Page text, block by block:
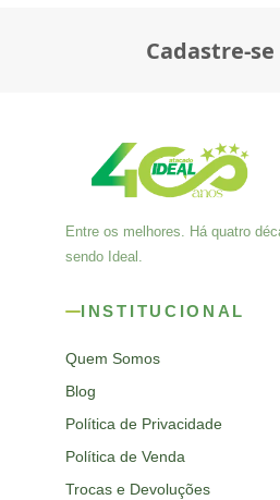
Cadastre-
Entre os melhores. Há quatro
sendo Ideal.
INSTITUCIONAL
Quem Somos
Blog
Política de Privacidade
Política de Venda
Trocas e Devoluções